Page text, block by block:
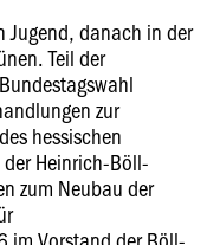
Jugend, danach in der
Teil der
zur
hessischen
Heinrich-Böll-
zum Neubau der